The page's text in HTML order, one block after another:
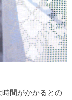
時間がかかるとの